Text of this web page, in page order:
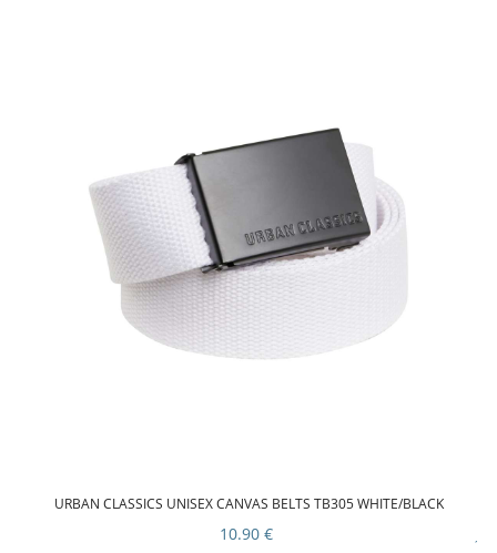
URBAN CLASSICS UNISEX CANVAS BELTS TB305 WHITE/BLACK
10.90 €